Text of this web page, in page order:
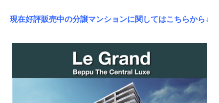
現在好評販売中の分譲マンションに関してはこちらから↓